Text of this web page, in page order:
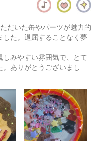
だいた缶やパーツが魅力的
した。退屈することなく夢
みやすい雰囲気で、とて
。ありがとうございまし